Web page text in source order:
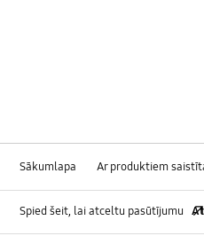
Sākumlapa Ar produktiem
Spied šeit, lai atceltu pasūtījumu